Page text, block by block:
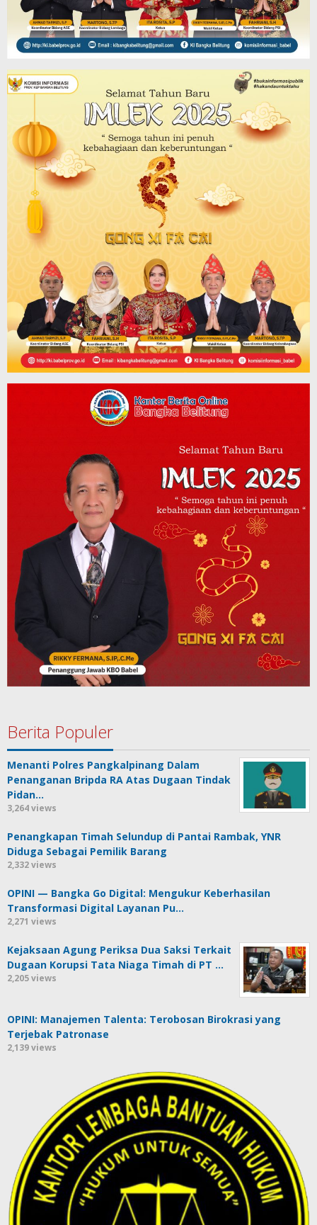
Berita Populer
Menanti Polres Pangkalpinang Dalam
Penanganan Bripda RA Atas Dugaan Tindak
Pidan…
3,264 views
Penangkapan Timah Selundup di Pantai Rambak, YNR
Diduga Sebagai Pemilik Barang
2,332 views
OPINI — Bangka Go Digital: Mengukur Keberhasilan
Transformasi Digital Layanan Pu…
2,271 views
Kejaksaan Agung Periksa Dua Saksi Terkait
Dugaan Korupsi Tata Niaga Timah di PT …
2,205 views
OPINI: Manajemen Talenta: Terobosan Birokrasi yang
Terjebak Patronase
2,139 views